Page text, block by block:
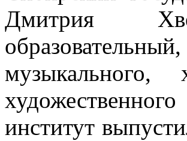
Дмитрия
музыкального,
институт